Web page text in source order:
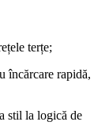
terțe;
încărcare rapidă,
stil la logică de